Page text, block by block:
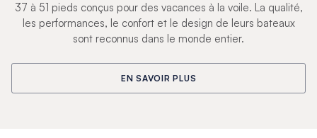
37 à 51 pieds conçus pour des vacances à la voile. La qualité,
les performances, le confort et le design de leurs bateaux
sont reconnus dans le monde entier.
EN SAVOIR PLUS